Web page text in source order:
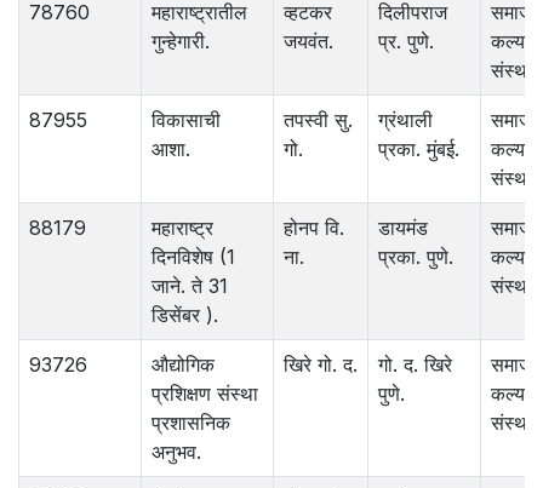
78760
महाराष्ट्रातील
गुन्हेगारी.
व्हटकर
जयवंत.
दिलीपराज
प्र. पुणे.
समाज
कल्याण
संस्था.
87955
विकासाची
आशा.
तपस्वी सु.
गो.
ग्रंथाली
प्रका. मुंबई.
समाज
कल्याण
संस्था.
88179
महाराष्ट्र
दिनविशेष (1
जाने. ते 31
डिसेंबर ).
होनप वि.
ना.
डायमंड
प्रका. पुणे.
समाज
कल्याण
संस्था.
93726
औद्योगिक
प्रशिक्षण संस्था
प्रशासनिक
अनुभव.
खिरे गो. द.
गो. द. खिरे
पुणे.
समाज
कल्याण
संस्था.